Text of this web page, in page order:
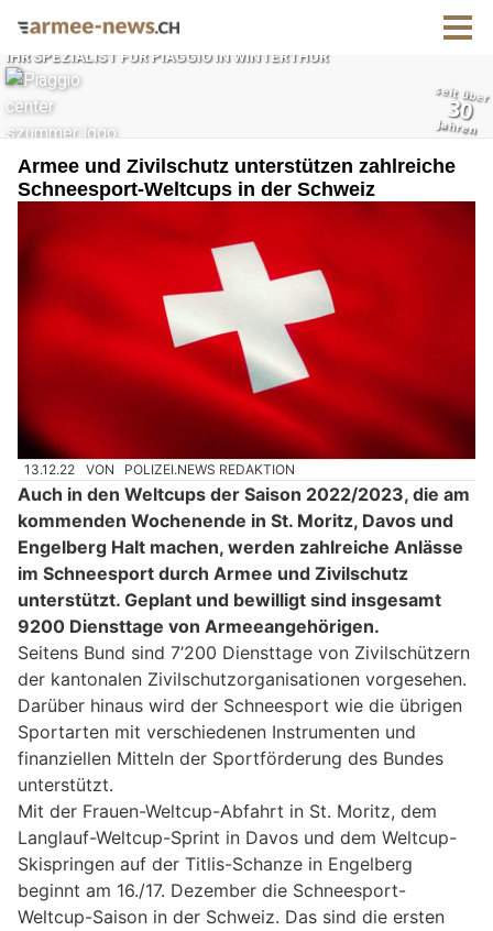
Armee und Zivilschutz unterstützen zahlreiche
Schneesport-Weltcups in der Schweiz
13.12.22 VON POLIZEI.NEWS REDAKTION
Auch in den Weltcups der Saison 2022/2023, die am
kommenden Wochenende in St. Moritz, Davos und
Engelberg Halt machen, werden zahlreiche Anlässe
im Schneesport durch Armee und Zivilschutz
unterstützt. Geplant und bewilligt sind insgesamt
9200 Diensttage von Armeeangehörigen.
Seitens Bund sind 7’200 Diensttage von Zivilschützern
der kantonalen Zivilschutzorganisationen vorgesehen.
Darüber hinaus wird der Schneesport wie die übrigen
Sportarten mit verschiedenen Instrumenten und
finanziellen Mitteln der Sportförderung des Bundes
unterstützt.
Mit der Frauen-Weltcup-Abfahrt in St. Moritz, dem
Langlauf-Weltcup-Sprint in Davos und dem Weltcup-
Skispringen auf der Titlis-Schanze in Engelberg
beginnt am 16./17. Dezember die Schneesport-
Weltcup-Saison in der Schweiz. Das sind die ersten